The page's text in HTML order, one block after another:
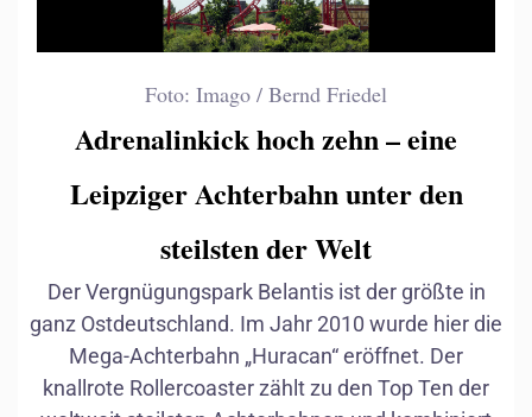
Putin
Foto: Imago / Bernd Friedel
Adrenalinkick hoch zehn – eine
Leipziger Achterbahn unter den
steilsten der Welt
Der Vergnügungspark Belantis ist der größte in
ganz Ostdeutschland. Im Jahr 2010 wurde hier die
Mega-Achterbahn „Huracan“ eröffnet. Der
knallrote Rollercoaster zählt zu den Top Ten der
Putin